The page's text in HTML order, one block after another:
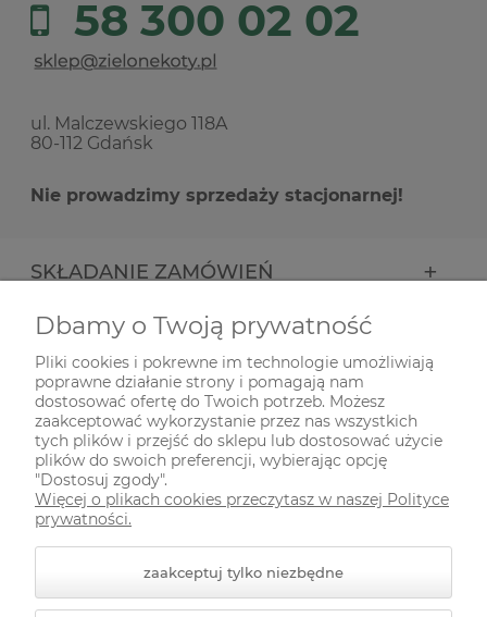
58 300 02 02
ul. Malczewskiego 118A
80-112 Gdańsk
Nie prowadzimy sprzedaży stacjonarnej!
SKŁADANIE ZAMÓWIEŃ
INFORMACJE
ODWIEDŹ NAS NA
Dbamy o Twoją prywatność
Pliki cookies i pokrewne im technologie umożliwiają
poprawne działanie strony i pomagają nam
dostosować ofertę do Twoich potrzeb. Możesz
zaakceptować wykorzystanie przez nas wszystkich
tych plików i przejść do sklepu lub dostosować użycie
plików do swoich preferencji, wybierając opcję
"Dostosuj zgody".
Więcej o plikach cookies przeczytasz w naszej Polityce
prywatności.
zaakceptuj tylko niezbędne